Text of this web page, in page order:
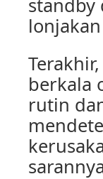
standby
berkala
rutin